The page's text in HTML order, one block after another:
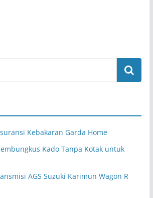
Kebakaran Garda Home
Kado Tanpa Kotak untuk
AGS Suzuki Karimun Wagon R